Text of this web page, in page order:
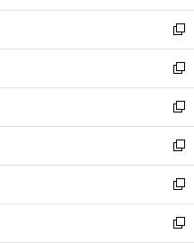
開
く
ウ
で
開
く
ン
ド
ウ
で
開
く
ウ
ィ
ン
ド
ウ
で
開
く
新
し
い
ウ
ィ
ン
ド
ウ
で
開
く
新
し
い
ウ
ィ
ン
ド
ウ
で
新
し
い
ウ
ィ
ン
ド
新
し
い
ウ
ィ
新
し
い
新